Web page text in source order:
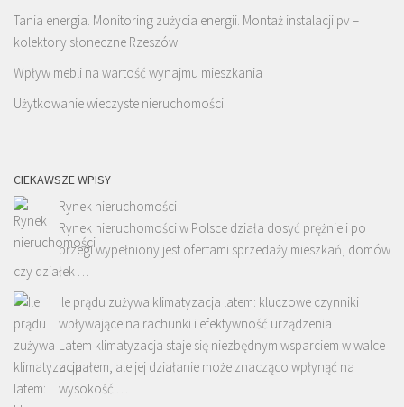
Tania energia. Monitoring zużycia energii. Montaż instalacji pv –
kolektory słoneczne Rzeszów
Wpływ mebli na wartość wynajmu mieszkania
Użytkowanie wieczyste nieruchomości
CIEKAWSZE WPISY
Rynek nieruchomości
Rynek nieruchomości w Polsce działa dosyć prężnie i po
brzegi wypełniony jest ofertami sprzedaży mieszkań, domów
czy działek …
Ile prądu zużywa klimatyzacja latem: kluczowe czynniki
wpływające na rachunki i efektywność urządzenia
Latem klimatyzacja staje się niezbędnym wsparciem w walce
z upałem, ale jej działanie może znacząco wpłynąć na
wysokość …